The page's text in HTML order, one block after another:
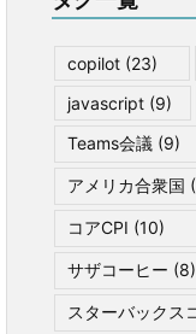
copilot (23)
javascript (9)
Teams会議 (9)
アメリカ合衆国
コアCPI (10)
サザコーヒー (8)
スターバックス